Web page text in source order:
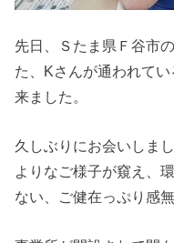
先日、Ｓたま県Ｆ谷市
た、Kさんが通われて
来ました。
久しぶりにお会いしま
よりなご様子が窺え、
ない、ご健在っぷり感